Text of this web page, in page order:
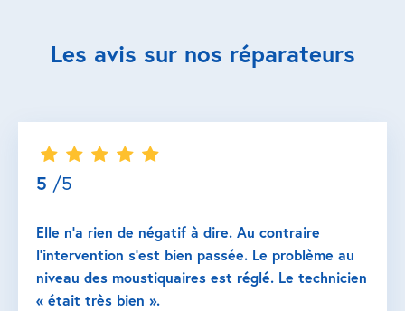
Les avis sur nos réparateurs
5 /5
Elle n’a rien de négatif à dire. Au contraire
l’intervention s’est bien passée. Le problème au
niveau des moustiquaires est réglé. Le technicien
« était très bien ».